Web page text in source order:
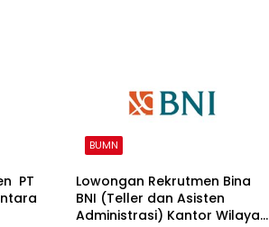
PT
BUMN
Lowongan Rekrutmen Bina
BNI (Teller dan Asisten
Administrasi) Kantor Wilayah